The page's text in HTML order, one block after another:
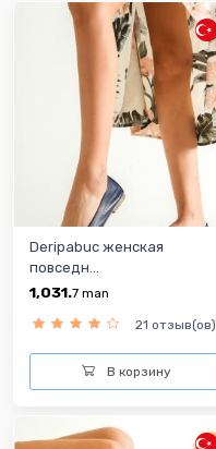
Deripabuc женская
повседн...
1,031.7 man
21 отзыв(ов)
В корзину